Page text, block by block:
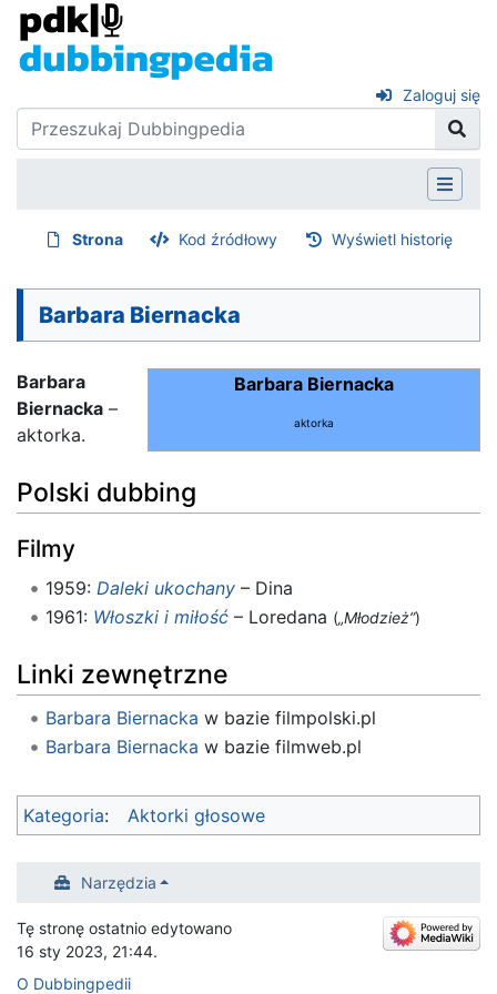
Zaloguj się
Strona Kod źródłowy Wyświetl historię
Barbara Biernacka
Barbara Biernacka
aktorka
Barbara
Biernacka –
aktorka.
Polski dubbing
Filmy
1959: Daleki ukochany– Dina
1961: Włoszki i miłość– Loredana („Młodzież”)
Linki zewnętrzne
Barbara Biernacka w bazie filmpolski.pl
Barbara Biernacka w bazie filmweb.pl
Kategoria: Aktorki głosowe
Narzędzia
Tę stronę ostatnio edytowano
16 sty 2023, 21:44.
O Dubbingpedii